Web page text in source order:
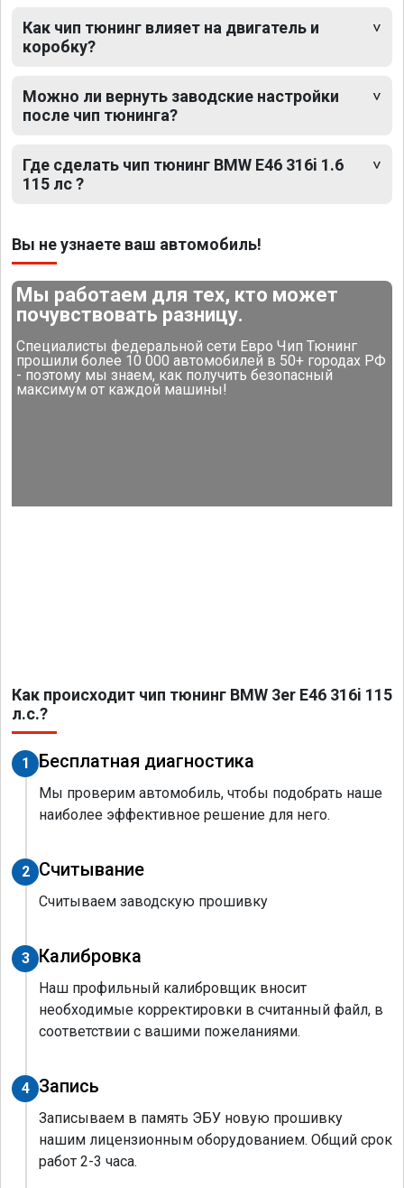
Как чип тюнинг влияет на двигатель и
коробку?
Можно ли вернуть заводские настройки
после чип тюнинга?
Где сделать чип тюнинг BMW E46 316i 1.6
115 лс ?
Вы не узнаете ваш автомобиль!
Мы работаем для тех, кто может
почувствовать разницу.
Специалисты федеральной сети Евро Чип Тюнинг
прошили более 10 000 автомобилей в 50+ городах РФ
- поэтому мы знаем, как получить безопасный
максимум от каждой машины!
Как происходит чип тюнинг BMW 3er E46 316i 115
л.с.?
1 Бесплатная диагностика
Мы проверим автомобиль, чтобы подобрать наше
наиболее эффективное решение для него.
2 Считывание
Считываем заводскую прошивку
3 Калибровка
Наш профильный калибровщик вносит
необходимые корректировки в считанный файл, в
соответствии с вашими пожеланиями.
4 Запись
Записываем в память ЭБУ новую прошивку
нашим лицензионным оборудованием. Общий срок
работ 2-3 часа.